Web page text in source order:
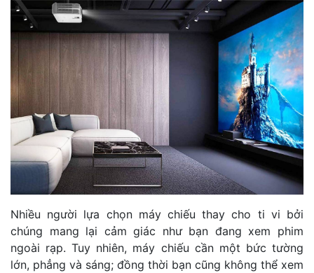
Nhiều người lựa chọn máy chiếu thay cho ti vi bởi
chúng mang lại cảm giác như bạn đang xem phim
ngoài rạp. Tuy nhiên, máy chiếu cần một bức tường
lớn, phẳng và sáng; đồng thời bạn cũng không thể xem